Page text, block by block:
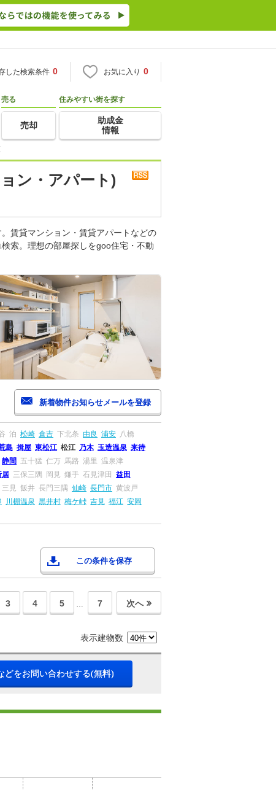
した検索条件 0 お気に入り 0
売る
売却
住みやすい街を探す
助成金
情報
ン・アパート)
賃貸マンション・賃貸アパートなどの
索。理想の部屋探しをgoo住宅・不動
泊 松崎 倉吉 下北条 由良 浦安 八橋
島 揖屋 東松江 松江 乃木 玉造温泉 来待
静間 五十猛 仁万 馬路 湯里 温泉津
居 三保三隅 岡見 鎌手 石見津田
益田
三見 飯井 長門三隅 仙崎 長門市 黄波戸
川棚温泉 黒井村 梅ケ峠 吉見 福江 安岡
この条件を保存
3 4 5 … 7 次へ
表示建物数
どをお問い合わせする(無料)